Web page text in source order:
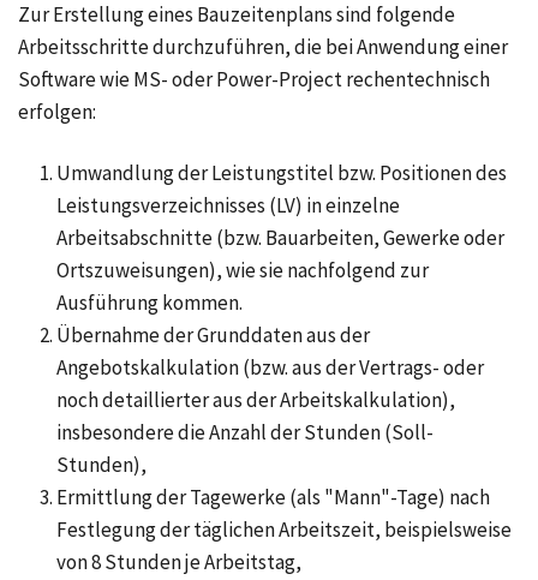
Zur Erstellung eines Bauzeitenplans sind folgende
Arbeitsschritte durchzuführen, die bei Anwendung einer
Software wie MS- oder Power-Project rechentechnisch
erfolgen:
Umwandlung der Leistungstitel bzw. Positionen des
Leistungsverzeichnisses (LV) in einzelne
Arbeitsabschnitte (bzw. Bauarbeiten, Gewerke oder
Ortszuweisungen), wie sie nachfolgend zur
Ausführung kommen.
Übernahme der Grunddaten aus der
Angebotskalkulation (bzw. aus der Vertrags- oder
noch detaillierter aus der Arbeitskalkulation),
insbesondere die Anzahl der Stunden (Soll-
Stunden),
Ermittlung der Tagewerke (als "Mann"-Tage) nach
Festlegung der täglichen Arbeitszeit, beispielsweise
von 8 Stunden je Arbeitstag,